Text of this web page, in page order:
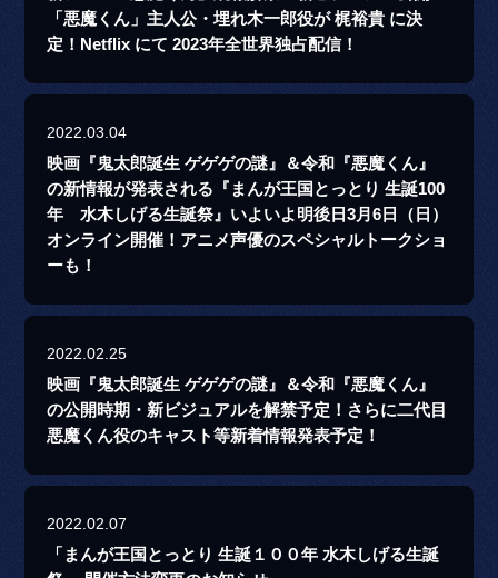
「悪魔くん」主人公・埋れ木一郎役が 梶裕貴 に決
定！Netflix にて 2023年全世界独占配信！
2022.03.04
映画『鬼太郎誕生 ゲゲゲの謎』＆令和『悪魔くん』
の新情報が発表される『まんが王国とっとり 生誕100
年 水木しげる生誕祭』いよいよ明後日3月6日（日）
オンライン開催！アニメ声優のスペシャルトークショ
ーも！
2022.02.25
映画『鬼太郎誕生 ゲゲゲの謎』＆令和『悪魔くん』
の公開時期・新ビジュアルを解禁予定！さらに二代目
悪魔くん役のキャスト等新着情報発表予定！
2022.02.07
「まんが王国とっとり 生誕１００年 水木しげる生誕